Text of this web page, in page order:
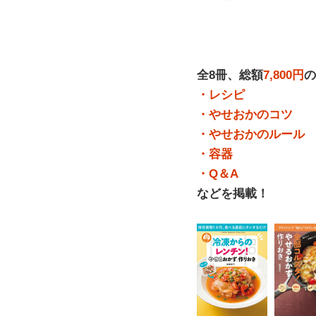
全8冊、総額7,800円
・レシピ
・やせおかのコツ
・やせおかのルール
・容器
・Q＆A
などを掲載！